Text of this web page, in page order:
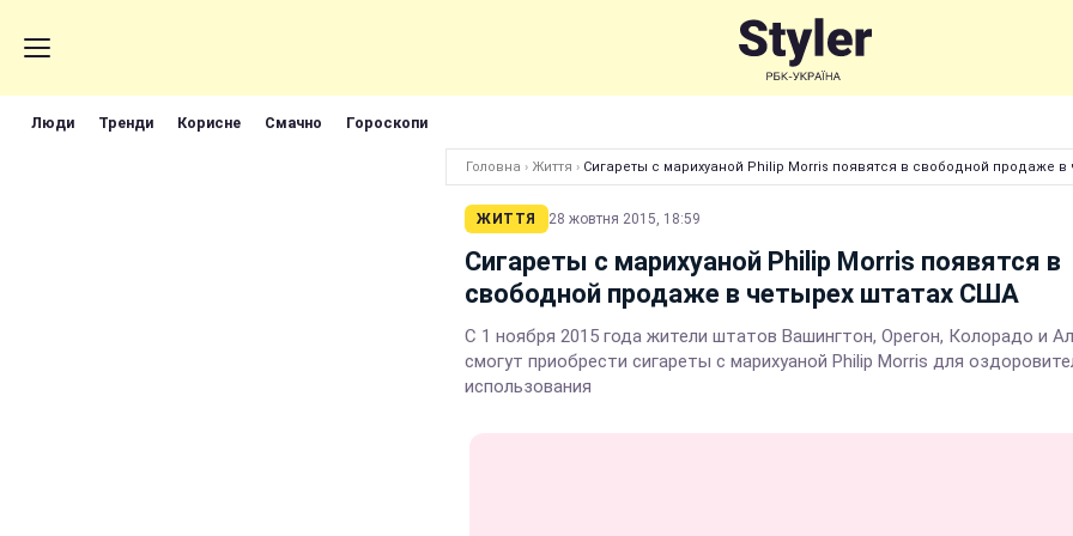
Люди Тренди Корисне Смачно Гороскопи
Головна › Життя › Сигареты с марихуаной Philip Morris появятся в свободной продаже в
ЖИТТЯ 28 жовтня 2015, 18:59
Сигареты с марихуаной Philip Morris появятся в
свободной продаже в четырех штатах США
С 1 ноября 2015 года жители штатов Вашингтон, Орегон, Колорадо и
смогут приобрести сигареты с марихуаной Philip Morris для
использования